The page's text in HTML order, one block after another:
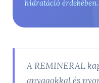
hidratáció érdekében.
A REMINERAL
anyagokkal és